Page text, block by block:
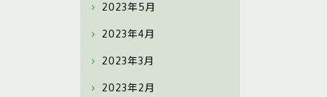
2023年5月
2023年4月
2023年3月
2023年2月